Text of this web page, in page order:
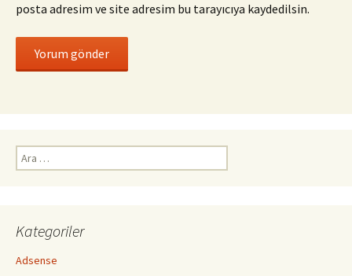
posta adresim ve site adresim bu tarayıcıya kaydedilsin.
Arama:
Kategoriler
Adsense